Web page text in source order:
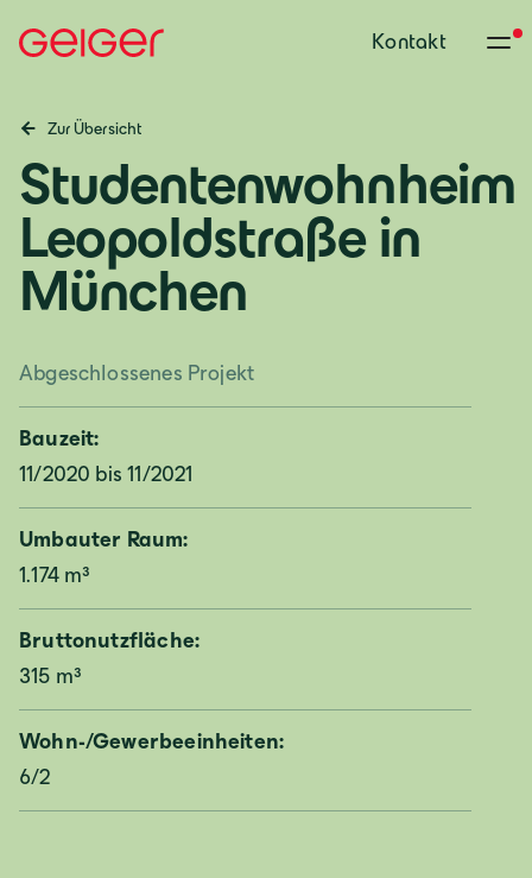
Kontakt
Zur Übersicht
Studentenwohnheim
Leopoldstraße in
München
Abgeschlossenes Projekt
Bauzeit:
11/2020 bis 11/2021
Umbauter Raum:
1.174 m³
Bruttonutzfläche:
315 m³
Wohn-/Gewerbeeinheiten:
6/2
Deutschland
Deutsch